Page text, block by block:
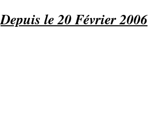
Depuis le 20 Février 2006